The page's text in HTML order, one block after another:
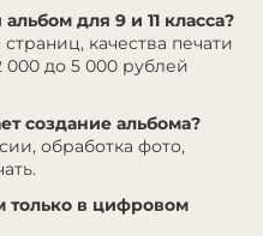
для 9 и 11 класса?
качества печати
до 5 000 рублей
создание альбома?
обработка фото,
только в цифровом